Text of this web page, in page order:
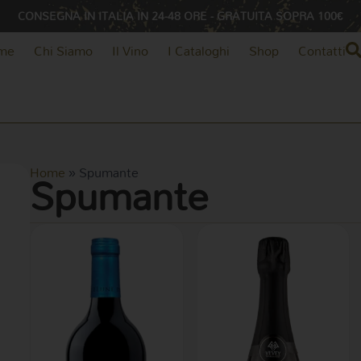
CONSEGNA IN ITALIA IN 24-48 ORE - GRATUITA SOPRA 100€
Chi Siamo Il Vino I Cataloghi Shop Contatti
Home»Spumante
Spumante